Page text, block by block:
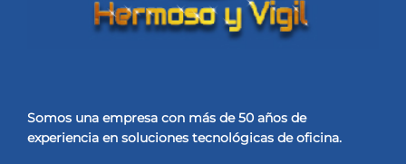
Somos una empresa con más de 50 años de
experiencia en soluciones tecnológicas de oficina.